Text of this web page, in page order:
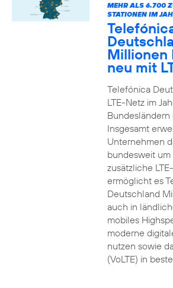
MEHR ALS 6.700
STATIONEN IM
Millionen
neu mit
Telefónica
LTE-Netz im
Bundesländern
Insgesamt
Unternehmen
bundesweit
zusätzliche
ermöglicht es
Deutschland
auch in
mobiles
moderne
nutzen sowie
(VoLTE) in